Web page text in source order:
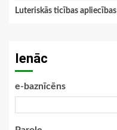
Luteriskās ticības apliecības
Ienāc
e-baznīcēns